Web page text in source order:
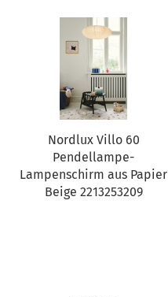
Nordlux Villo 60
Pendellampe-
Lampenschirm aus Papier
Beige 2213253209